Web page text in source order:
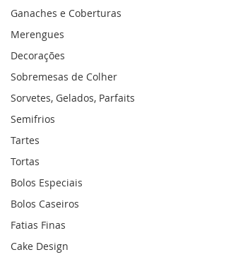
Ganaches e Coberturas
Merengues
Decorações
Sobremesas de Colher
Sorvetes, Gelados, Parfaits
Semifrios
Tartes
Tortas
Bolos Especiais
Bolos Caseiros
Fatias Finas
Cake Design